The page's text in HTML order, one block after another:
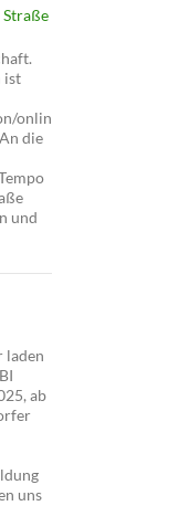
ist
onlin
die
und
laden
ab
uns